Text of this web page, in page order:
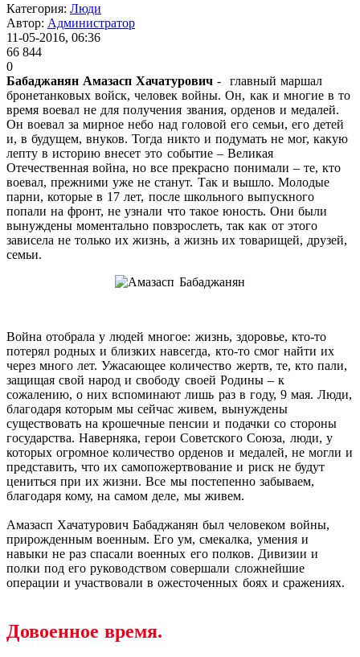
Категория: Люди
Автор: Администратор
11-05-2016, 06:36
66 844
0
Бабаджанян Амазасп Хачатурович - главный маршал
бронетанковых войск, человек войны. Он, как и многие в то
время воевал не для получения звания, орденов и медалей.
Он воевал за мирное небо над головой его семьи, его детей
и, в будущем, внуков. Тогда никто и подумать не мог, какую
лепту в историю внесет это событие – Великая
Отечественная война, но все прекрасно понимали – те, кто
воевал, прежними уже не станут. Так и вышло. Молодые
парни, которые в 17 лет, после школьного выпускного
попали на фронт, не узнали что такое юность. Они были
вынуждены моментально повзрослеть, так как от этого
зависела не только их жизнь, а жизнь их товарищей, друзей,
семьи.
Война отобрала у людей многое: жизнь, здоровье, кто-то
потерял родных и близких навсегда, кто-то смог найти их
через много лет. Ужасающее количество жертв, те, кто пали,
защищая свой народ и свободу своей Родины – к
сожалению, о них вспоминают лишь раз в году, 9 мая. Люди,
благодаря которым мы сейчас живем, вынуждены
существовать на крошечные пенсии и подачки со стороны
государства. Наверняка, герои Советского Союза, люди, у
которых огромное количество орденов и медалей, не могли и
представить, что их самопожертвование и риск не будут
цениться при их жизни. Все мы постепенно забываем,
благодаря кому, на самом деле, мы живем.
Амазасп Хачатурович Бабаджанян был человеком войны,
прирожденным военным. Его ум, смекалка, умения и
навыки не раз спасали военных его полков. Дивизии и
полки под его руководством совершали сложнейшие
операции и участвовали в ожесточенных боях и сражениях.
Довоенное время.